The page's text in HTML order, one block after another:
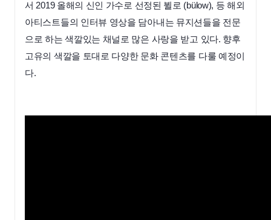
서 2019 올해의 신인 가수로 선정된 뷜로 (bülow), 등 해외
아티스트들의 인터뷰 영상을 담아내는 뮤지션들을 전문
으로 하는 색깔있는 채널로 많은 사랑을 받고 있다. 향후
고유의 색깔을 토대로 다양한 문화 콘텐츠를 다룰 예정이
다.